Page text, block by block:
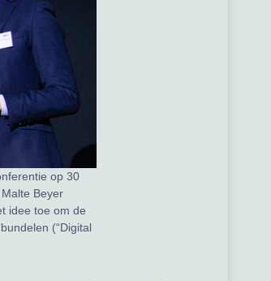
op 30
Beyer
idee toe om de
(“Digital